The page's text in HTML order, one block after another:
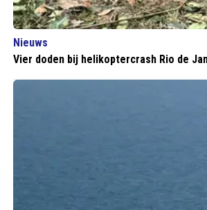
Nieuws
Vier doden bij helikoptercrash Rio de